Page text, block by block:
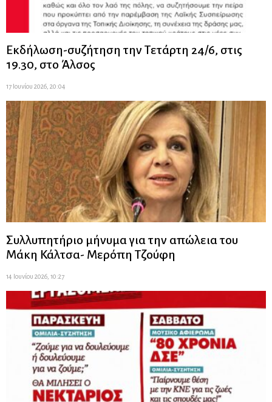
Εκδήλωση-συζήτηση την Τετάρτη 24/6, στις
19.30, στο Άλσος
17 Ιουνίου 2026, 20:04
Συλλυπητήριο μήνυμα για την απώλεια του
Μάκη Κάλτσα- Μερόπη Τζούφη
14 Ιουνίου 2026, 10:27